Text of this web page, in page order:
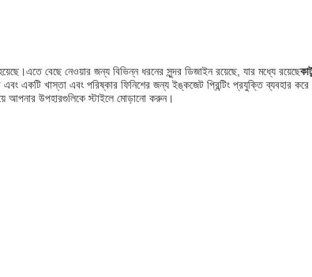
বেছে নেওয়ার জন্য বিভিন্ন ধরনের সুন্দর ডিজাইন রয়েছে, যার মধ্যে রয়েছে
একটি খাস্তা এবং পরিষ্কার ফিনিশের জন্য ইঙ্কজেট প্রিন্টিং প্রযুক্তি ব্যবহার
উপহারগুলিকে স্টাইলে মোড়ানো করুন।